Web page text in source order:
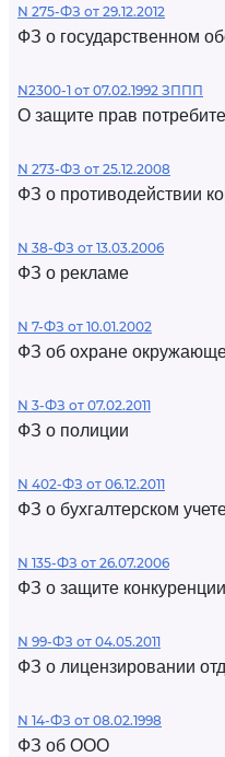
N 275-ФЗ от 29.12.2012
ФЗ о государственном
N2300-1 от 07.02.1992 ЗППП
О защите прав
N 273-ФЗ от 25.12.2008
ФЗ о противодействии
N 38-ФЗ от 13.03.2006
ФЗ о рекламе
N 7-ФЗ от 10.01.2002
ФЗ об охране
N 3-ФЗ от 07.02.2011
ФЗ о полиции
N 402-ФЗ от 06.12.2011
ФЗ о бухгалтерском
N 135-ФЗ от 26.07.2006
ФЗ о защите конкуренции
N 99-ФЗ от 04.05.2011
ФЗ о лицензировании
N 14-ФЗ от 08.02.1998
ФЗ об ООО